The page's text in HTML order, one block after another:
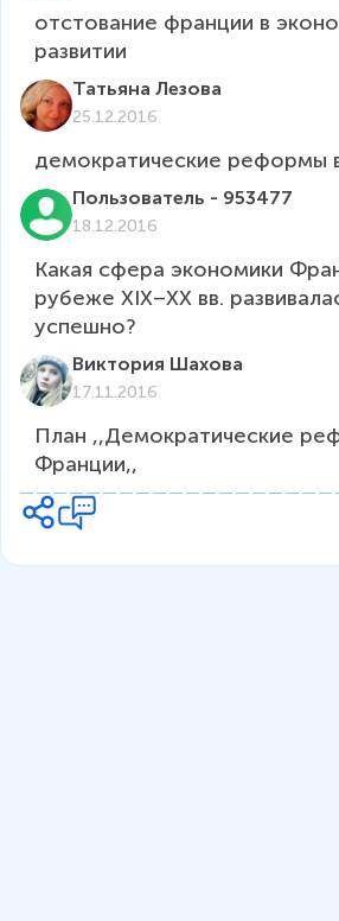
отстование франции в
развитии
Татьяна Лезова
25.12.2016
демократические реформы
Пользователь - 953477
18.12.2016
Какая сфера экономики
рубеже XIX–XX вв.
успешно?
Виктория Шахова
17.11.2016
План ,,Демократические
Франции,,